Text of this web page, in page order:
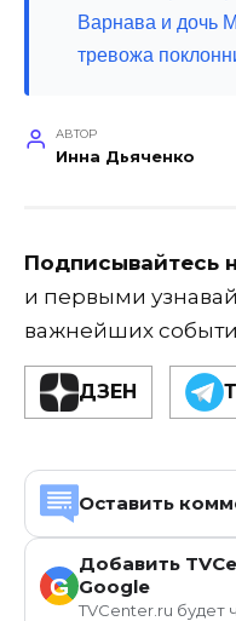
Варнава и дочь
тревожа
АВТОР
Инна Дьяченко
Подписывайтесь
и первыми
важнейших
ДЗЕН
Оставить
G
Добавить
Google
TVCenter.ru будет